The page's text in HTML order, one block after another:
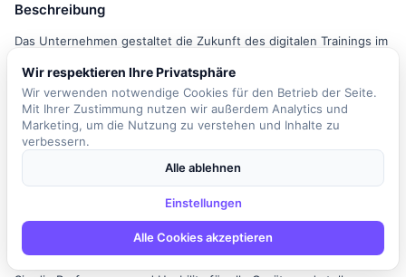
Beschreibung
Das Unternehmen gestaltet die Zukunft des digitalen Trainings im
Game Designer (m/w/d), der Teil eines innovativen Spin-offs wird.
In dieser Rolle arbeiten Sie sowohl im Design als auch in der
Entwicklung und gestalten, wie Nutzer in den Trainingsmodulen
lernen, entscheiden und handeln. Zu Ihren Aufgaben gehört die
Entwicklung interaktiver Trainingslösungen, bei denen reale
Prozesse in spielbare 3D-Szenarien mit Unity umgesetzt werden
– sowohl für Web als auch optional in VR. Sie sorgen dafür, dass
die Trainingsinhalte verständlich, motivierend und konsistent sind
und arbeiten interdisziplinär mit anderen Entwicklern,
Fachexperten und Produktteams zusammen. Zudem optimieren
Wir respektieren Ihre Privatsphäre
Wir verwenden notwendige Cookies für den Betrieb der Seite.
Mit Ihrer Zustimmung nutzen wir außerdem Analytics und
Marketing, um die Nutzung zu verstehen und Inhalte zu
verbessern.
Alle ablehnen
Einstellungen
Alle Cookies akzeptieren